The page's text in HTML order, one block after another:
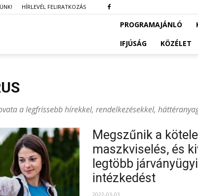
HÍRLEVÉL FELIRATKOZÁS
PROGRAMAJÁNLÓ
IFJÚSÁG
KÖZÉLET
a legfrissebb hírekkel, rendelkezésekkel,
Megszűnik a
maszkviselés, és
legtöbb járványügyi
intézkedést
2022-03-03